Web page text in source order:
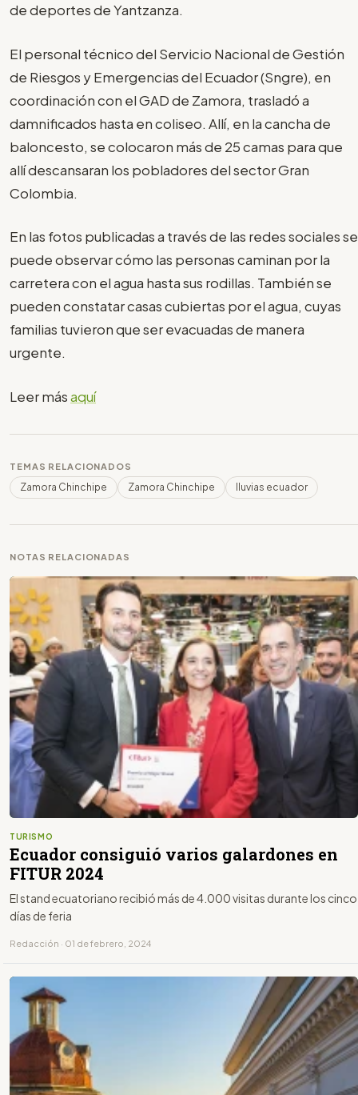
de deportes de Yantzanza.
El personal técnico del Servicio Nacional de Gestión
de Riesgos y Emergencias del Ecuador (Sngre), en
coordinación con el GAD de Zamora, trasladó a
damnificados hasta en coliseo. Allí, en la cancha de
baloncesto, se colocaron más de 25 camas para que
allí descansaran los pobladores del sector Gran
Colombia.
En las fotos publicadas a través de las redes sociales se
puede observar cómo las personas caminan por la
carretera con el agua hasta sus rodillas. También se
pueden constatar casas cubiertas por el agua, cuyas
familias tuvieron que ser evacuadas de manera
urgente.
Leer másaquí
TEMAS RELACIONADOS
Zamora Chinchipe Zamora Chinchipe lluvias ecuador
NOTAS RELACIONADAS
TURISMO
Ecuador consiguió varios galardones en
FITUR 2024
El stand ecuatoriano recibió más de 4.000 visitas durante los cinco
días de feria
Redacción · 01 de febrero, 2024